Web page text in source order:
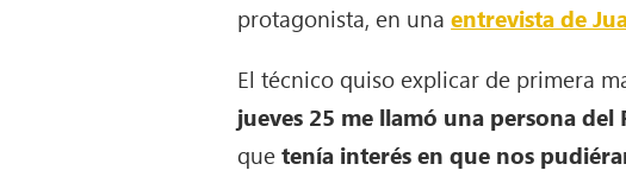
protagonista, en unaentrevista de
El técnico quiso explicar de primera
jueves 25 me llamó una persona
quetenía interés en que nos